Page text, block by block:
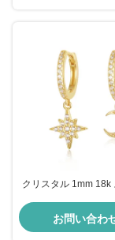
クリスタル 1mm 18k
お問い合わ